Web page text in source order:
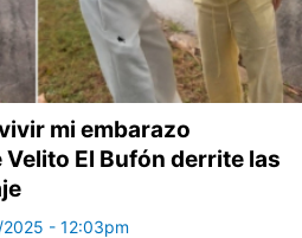
mi embarazo
Velito El Bufón derrite las
- 12:03pm